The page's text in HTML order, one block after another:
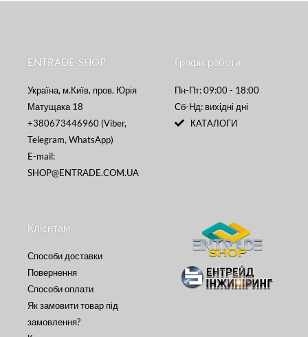
ENTRADE-SHOP
Україна, м.Київ, пров. Юрія
Матущака 18
+380673446960 (Viber,
Telegram, WhatsApp)
E-mail:
SHOP@ENTRADE.COM.UA
Графік роботи
Пн-Пт: 09:00 - 18:00
Сб-Нд: вихідні дні
КАТАЛОГИ
Клієнтам
Способи доставки
Повернення
Способи оплати
Як замовити товар під
замовлення?